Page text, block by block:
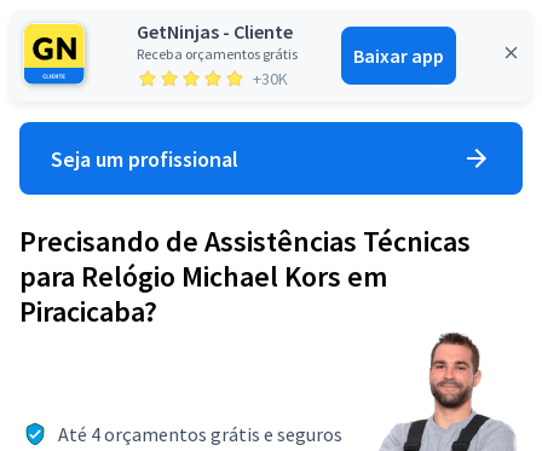
GetNinjas - Cliente
Receba orçamentos grátis
+30K
Baixar app
Entrar
Seja um profissional
Precisando de Assistências Técnicas
para Relógio Michael Kors em
Piracicaba?
Até 4 orçamentos grátis e seguros